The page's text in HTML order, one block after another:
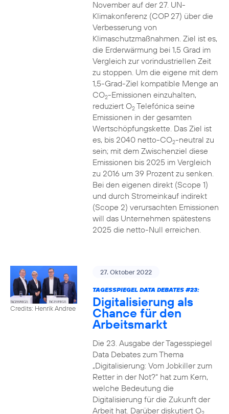
November auf der 27. UN-
Klimakonferenz (COP 27) über die
Verbesserung von
Klimaschutzmaßnahmen. Ziel ist es,
die Erderwärmung bei 1,5 Grad im
Vergleich zur vorindustriellen Zeit
zu stoppen. Um die eigene mit dem
1,5-Grad-Ziel kompatible Menge an
CO2-Emissionen einzuhalten,
reduziert O2Telefónica seine
Emissionen in der gesamten
Wertschöpfungskette. Das Ziel ist
es, bis 2040 netto-CO2-neutral zu
sein; mit dem Zwischenziel diese
Emissionen bis 2025 im Vergleich
zu 2016 um 39 Prozent zu senken.
Bei den eigenen direkt (Scope 1)
und durch Stromeinkauf indirekt
(Scope 2) verursachten Emissionen
will das Unternehmen spätestens
2025 die netto-Null erreichen.
Credits: Henrik Andree
27. Oktober 2022
TAGESSPIEGEL DATA DEBATES #23:
Digitalisierung als
Chance für den
Arbeitsmarkt
Die 23. Ausgabe der Tagesspiegel
Data Debates zum Thema
„Digitalisierung: Vom Jobkiller zum
Retter in der Not?“ hat zum Kern,
welche Bedeutung die
Digitalisierung für die Zukunft der
Arbeit hat. Darüber diskutiert O